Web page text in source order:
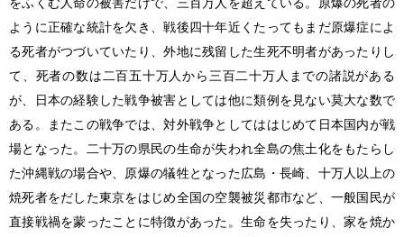
ように正確な統計を欠き、戦後四十年近くたってもまだ原爆症によ
る死者がつづいていたり、外地に残留した生死不明者があったりし
て、死者の数は二百五十万人から三百二十万人までの諸説がある
が、日本の経験した戦争被害としては他に類例を見ない莫大な数で
ある。またこの戦争では、対外戦争としてははじめて日本国内が戦
場となった。二十万の県民の生命が失われ全島の焦土化をもたらし
た沖縄戦の場合や、原爆の犠牲となった広島・長崎、十万人以上の
焼死者をだした東京をはじめ全国の空襲被災都市など、一般国民が
直接戦禍を蒙ったことに特徴があった。生命を失ったり、家を焼か